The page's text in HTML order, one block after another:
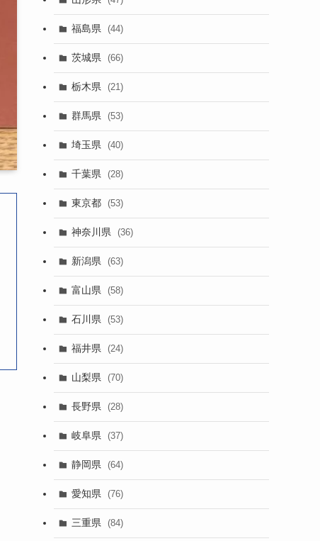
福島県 (44)
茨城県 (66)
栃木県 (21)
群馬県 (53)
埼玉県 (40)
千葉県 (28)
東京都 (53)
神奈川県 (36)
新潟県 (63)
富山県 (58)
石川県 (53)
福井県 (24)
山梨県 (70)
長野県 (28)
岐阜県 (37)
静岡県 (64)
愛知県 (76)
三重県 (84)